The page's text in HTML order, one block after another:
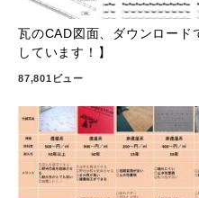
瓦のCAD図面、ダウンロード
しています！】
87,801ビュー